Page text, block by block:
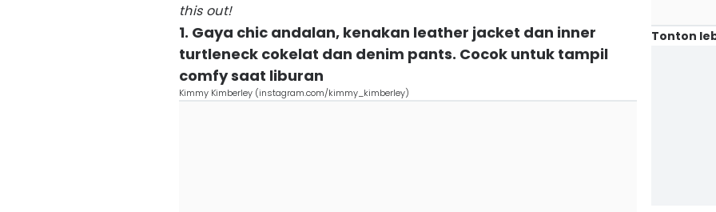
this out!
1. Gaya chic andalan, kenakan leather jacket dan inner
turtleneck cokelat dan denim pants. Cocok untuk tampil
comfy saat liburan
Kimmy Kimberley (instagram.com/kimmy_kimberley)
Tonton